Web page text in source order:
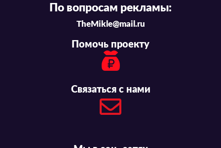
По вопросам рекламы:
TheMikle@mail.ru
Помочь проекту
Связаться с нами